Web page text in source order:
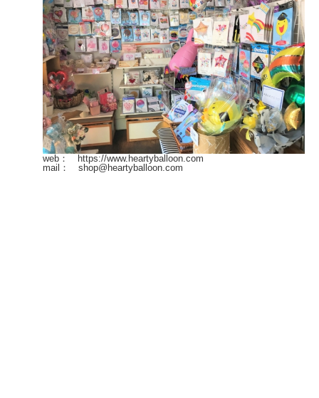
web： https://www.heartyballoon.com
mail： shop@heartyballoon.com